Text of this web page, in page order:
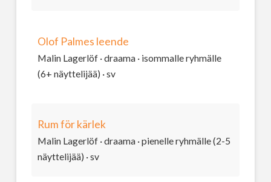
Olof Palmes leende
Malin Lagerlöf · draama · isommalle ryhmälle
(6+ näyttelijää) · sv
Rum för kärlek
Malin Lagerlöf · draama · pienelle ryhmälle (2-5
näyttelijää) · sv